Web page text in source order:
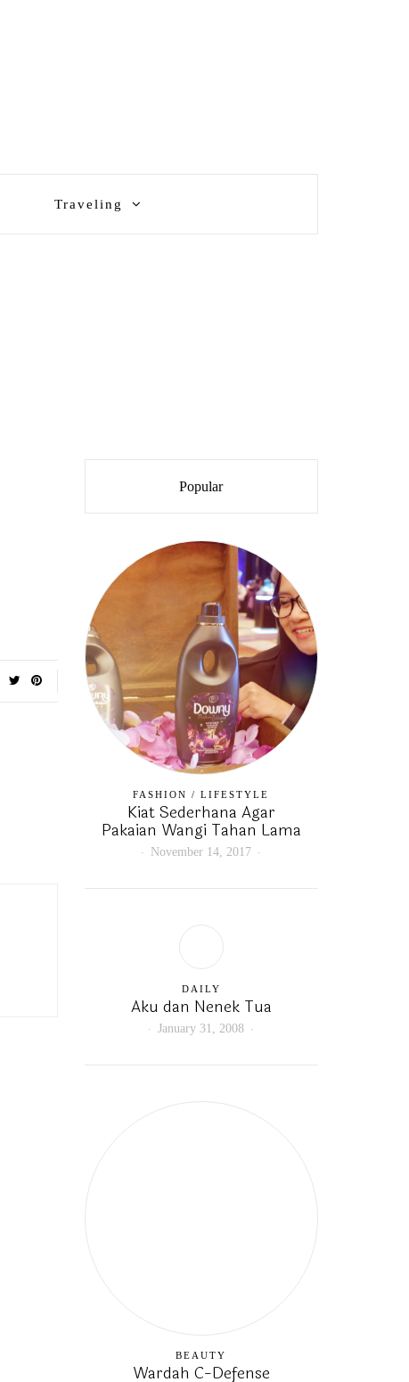
Traveling
Popular
FASHION /LIFESTYLE
Kiat Sederhana Agar
Pakaian Wangi Tahan Lama
November 14, 2017
DAILY
Aku dan Nenek Tua
January 31, 2008
BEAUTY
Wardah C-Defense